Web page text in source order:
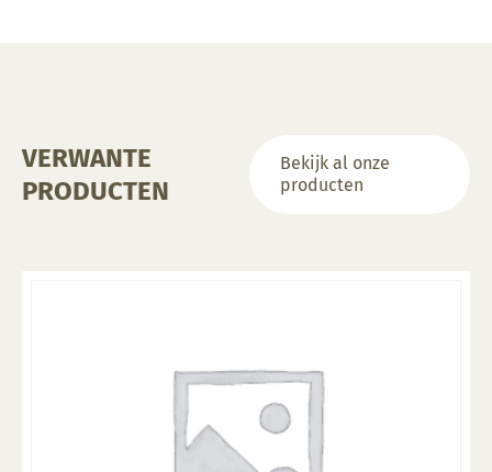
VERWANTE
PRODUCTEN
Bekijk al onze
producten